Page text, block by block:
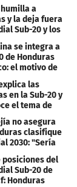
humilla a
y la deja fuera
Sub-20 y los
se integra a
de Honduras
el motivo de
las
en la Sub-20 y
el tema de
no asegura
clasifique
2030: "Sería
posiciones del
Sub-20 de
Honduras